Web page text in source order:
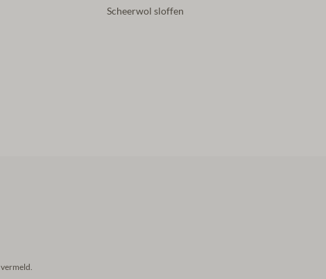
Scheerwol sloffen